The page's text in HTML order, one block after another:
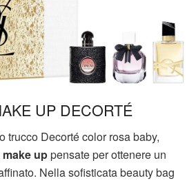
UP DECORTÉ
trucco Decorté color rosa baby,
uppensate per ottenere un
Nella sofisticata beauty bag